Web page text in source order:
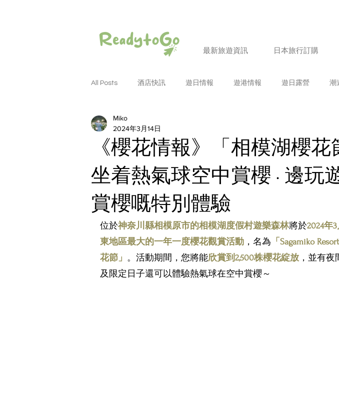
最新旅遊資訊 日本旅行訂購
All Posts 酒店快訊 遊日情報 遊港情報 遊日露營 潮
潮遊和歌山
潮遊四國 潮遊岡山 潮遊熊本
日本便利店快訊 時尚 日本血拼之選 潮遊首爾
《櫻花情報》「相模湖櫻花
坐着熱氣球空中賞櫻 · 邊玩
賞櫻嘅特別體驗
Miko
2024年3月14日
位於神奈川縣相模原市的相模湖度假村遊樂森林將於2024年
東地區最大的一年一度櫻花觀賞活動 ，名為 「Sagamiko
花節」 。活動期間，您將能欣賞到2,500株櫻花綻放 ，並有
及限定日子還可以體驗熱氣球在空中賞櫻～